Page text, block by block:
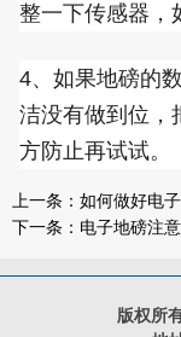
整一下传感器，
4、如果地磅的
洁没有做到位，
方防止再试试。
上一条： 如何做好电
下一条： 电子地磅注
版权所